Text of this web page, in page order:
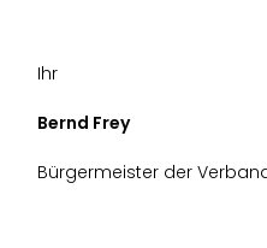
Ihr
Bernd Frey
Bürgermeister der